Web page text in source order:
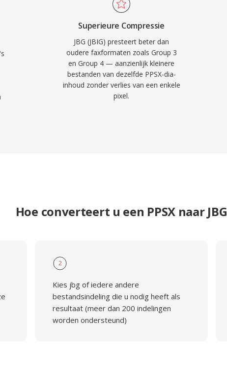
Superieure Compressie
JBG (JBIG) presteert beter dan
oudere faxformaten zoals Group 3
en Group 4 — aanzienlijk kleinere
bestanden van dezelfde PPSX-dia-
inhoud zonder verlies van een enkele
pixel.
Hoe converteert u een PPSX naar JBG
2
Kies jbg of iedere andere
bestandsindeling die u nodig heeft als
resultaat (meer dan 200 indelingen
worden ondersteund)